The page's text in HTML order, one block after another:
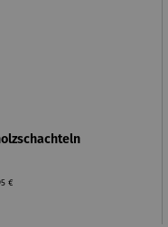
Preis:
€